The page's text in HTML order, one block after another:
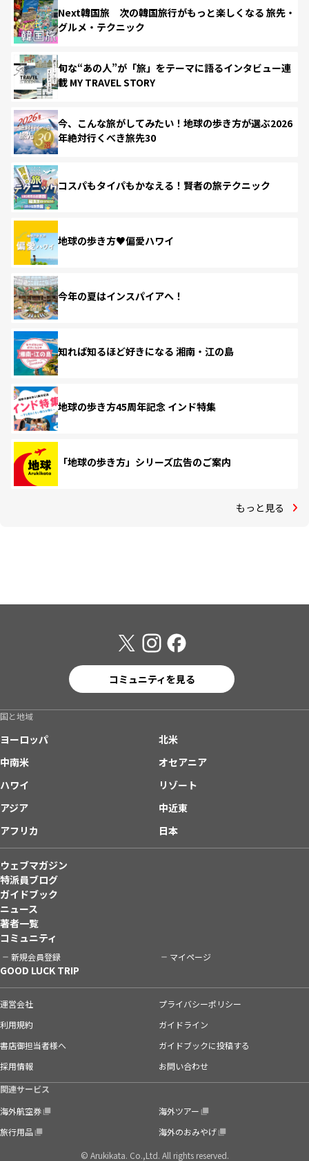
Next韓国旅 次の韓国旅行がもっと楽しくなる 旅先・
グルメ・テクニック
旬な“あの人”が「旅」をテーマに語るインタビュー連
載 MY TRAVEL STORY
今、こんな旅がしてみたい！地球の歩き方が選ぶ2026
年絶対行くべき旅先30
コスパもタイパもかなえる！賢者の旅テクニック
地球の歩き方♥偏愛ハワイ
今年の夏はインスパイアへ！
知れば知るほど好きになる 湘南・江の島
地球の歩き方45周年記念 インド特集
「地球の歩き方」シリーズ広告のご案内
もっと見る
コミュニティを見る
国と地域
ヨーロッパ
北米
中南米
オセアニア
ハワイ
リゾート
アジア
中近東
アフリカ
日本
ウェブマガジン
特派員ブログ
ガイドブック
ニュース
著者一覧
コミュニティ
新規会員登録 マイページ
GOOD LUCK TRIP
運営会社
プライバシーポリシー
利用規約
ガイドライン
書店御担当者様へ
ガイドブックに投稿する
採用情報
お問い合わせ
関連サービス
海外航空券
海外ツアー
旅行用品
海外のおみやげ
© Arukikata. Co.,Ltd. All rights reserved.